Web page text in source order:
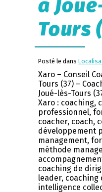
à
Tours
Posté le dans
Xaro – Conseil
Tours (37) –
Joué-lès-Tours
Xaro : coaching,
professionnel,
coacher, coach,
développement
management,
méthode
coaching de
leader, coaching
intelligence